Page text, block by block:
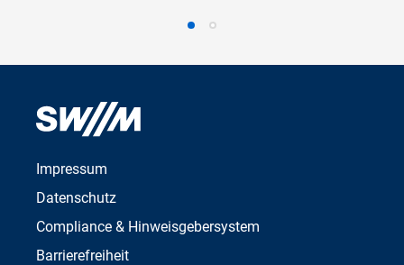
Impressum
Datenschutz
Compliance & Hinweisgebersystem
Barrierefreiheit